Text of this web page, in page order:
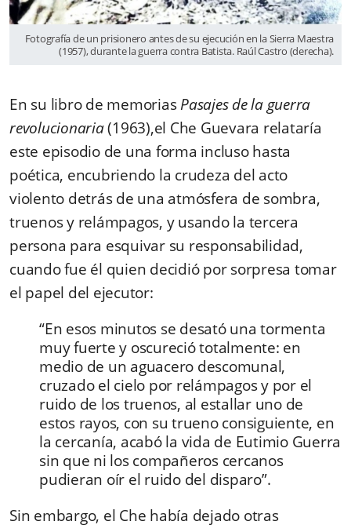
Fotografía de un prisionero antes de su ejecución en la Sierra Maestra
(1957), durante la guerra contra Batista. Raúl Castro (derecha).
En su libro de memoriasPasajes de la guerra
revolucionaria(1963),el Che Guevara relataría
este episodio de una forma incluso hasta
poética, encubriendo la crudeza del acto
violento detrás de una atmósfera de sombra,
truenos y relámpagos, y usando la tercera
persona para esquivar su responsabilidad,
cuando fue él quien decidió por sorpresa tomar
el papel del ejecutor:
“En esos minutos se desató una tormenta
muy fuerte y oscureció totalmente: en
medio de un aguacero descomunal,
cruzado el cielo por relámpagos y por el
ruido de los truenos, al estallar uno de
estos rayos, con su trueno consiguiente, en
la cercanía, acabó la vida de Eutimio Guerra
sin que ni los compañeros cercanos
pudieran oír el ruido del disparo”.
Sin embargo, el Che había dejado otras